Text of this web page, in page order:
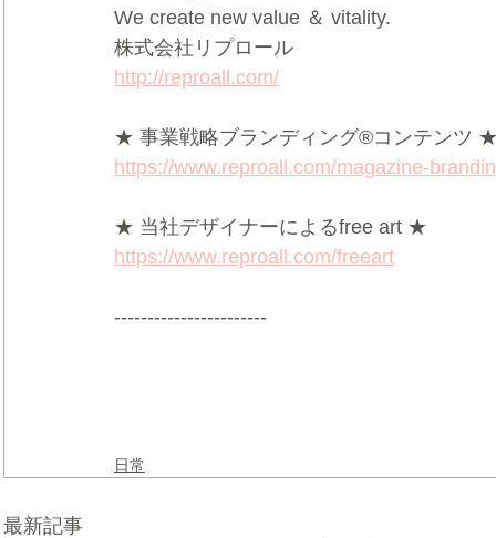
We create new value ＆ vitality.
株式会社リプロール
http://reproall.com/
★ 事業戦略ブランディング®コンテンツ
https://www.reproall.com/magazine-
★ 当社デザイナーによるfree art ★
https://www.reproall.com/freeart
-----------------------
日常
最新記事